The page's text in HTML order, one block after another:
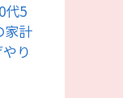
代5
家計
り